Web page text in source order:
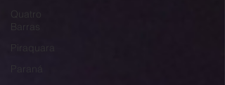
Quatro
Barras
Piraquara
Paraná